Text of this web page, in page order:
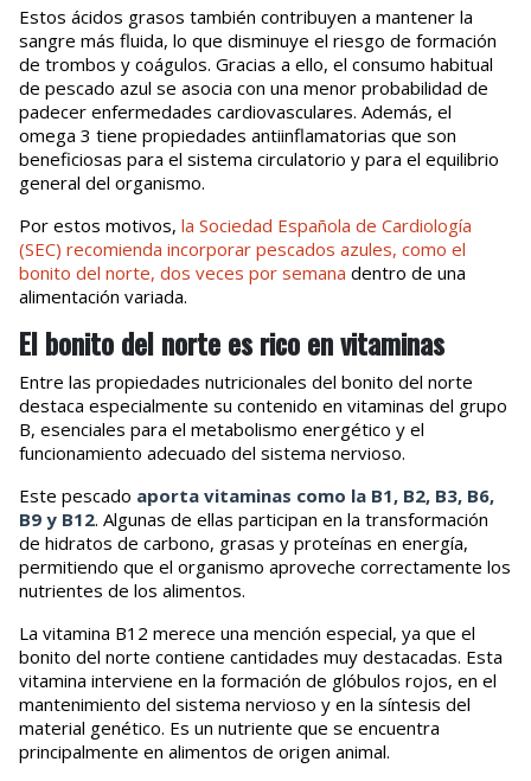
Estos ácidos grasos también contribuyen a mantener la
sangre más fluida, lo que disminuye el riesgo de formación
de trombos y coágulos. Gracias a ello, el consumo habitual
de pescado azul se asocia con una menor probabilidad de
padecer enfermedades cardiovasculares. Además, el
omega 3 tiene propiedades antiinflamatorias que son
beneficiosas para el sistema circulatorio y para el equilibrio
general del organismo.
Por estos motivos, la Sociedad Española de Cardiología
(SEC) recomienda incorporar pescados azules, como el
bonito del norte, dos veces por semana dentro de una
alimentación variada.
El bonito del norte es rico en vitaminas
Entre las propiedades nutricionales del bonito del norte
destaca especialmente su contenido en vitaminas del grupo
B, esenciales para el metabolismo energético y el
funcionamiento adecuado del sistema nervioso.
Este pescado aporta vitaminas como la B1, B2, B3, B6,
B9 y B12. Algunas de ellas participan en la transformación
de hidratos de carbono, grasas y proteínas en energía,
permitiendo que el organismo aproveche correctamente los
nutrientes de los alimentos.
La vitamina B12 merece una mención especial, ya que el
bonito del norte contiene cantidades muy destacadas. Esta
vitamina interviene en la formación de glóbulos rojos, en el
mantenimiento del sistema nervioso y en la síntesis del
material genético. Es un nutriente que se encuentra
principalmente en alimentos de origen animal.